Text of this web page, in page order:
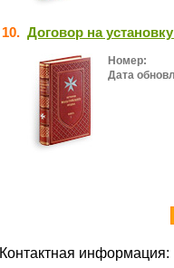
10. Договор на
Номер:
Дата
Контактная информация: